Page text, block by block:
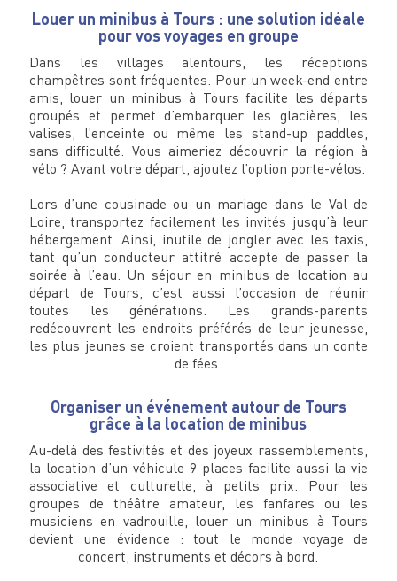
Louer un minibus à Tours : une solution idéale
pour vos voyages en groupe
Dans les villages alentours, les réceptions
champêtres sont fréquentes. Pour un week-end entre
amis, louer un minibus à Tours facilite les départs
groupés et permet d’embarquer les glacières, les
valises, l’enceinte ou même les stand-up paddles,
sans difficulté. Vous aimeriez découvrir la région à
vélo ? Avant votre départ, ajoutez l’option porte-vélos.
Lors d’une cousinade ou un mariage dans le Val de
Loire, transportez facilement les invités jusqu’à leur
hébergement. Ainsi, inutile de jongler avec les taxis,
tant qu’un conducteur attitré accepte de passer la
soirée à l’eau. Un séjour en minibus de location au
départ de Tours, c’est aussi l’occasion de réunir
toutes les générations. Les grands-parents
redécouvrent les endroits préférés de leur jeunesse,
les plus jeunes se croient transportés dans un conte
de fées.
Organiser un événement autour de Tours
grâce à la location de minibus
Au-delà des festivités et des joyeux rassemblements,
la location d’un véhicule 9 places facilite aussi la vie
associative et culturelle, à petits prix. Pour les
groupes de théâtre amateur, les fanfares ou les
musiciens en vadrouille, louer un minibus à Tours
devient une évidence : tout le monde voyage de
concert, instruments et décors à bord.